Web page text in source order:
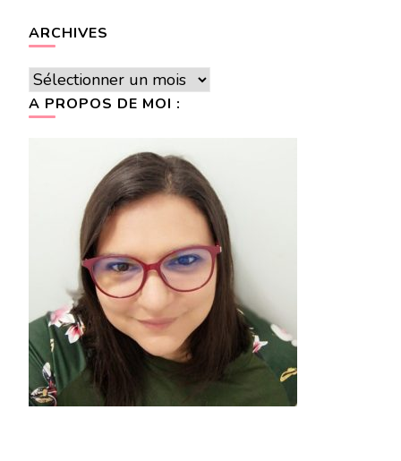
ARCHIVES
Archives
A PROPOS DE MOI :